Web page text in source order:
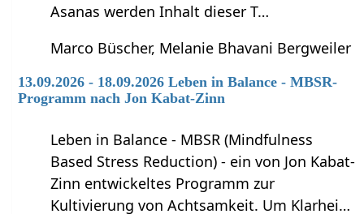
Asanas werden Inhalt dieser T…
Marco Büscher, Melanie Bhavani Bergweiler
13.09.2026 - 18.09.2026 Leben in Balance - MBSR-
Programm nach Jon Kabat-Zinn
Leben in Balance - MBSR (Mindfulness
Based Stress Reduction) - ein von Jon Kabat-
Zinn entwickeltes Programm zur
Kultivierung von Achtsamkeit. Um Klarhei…